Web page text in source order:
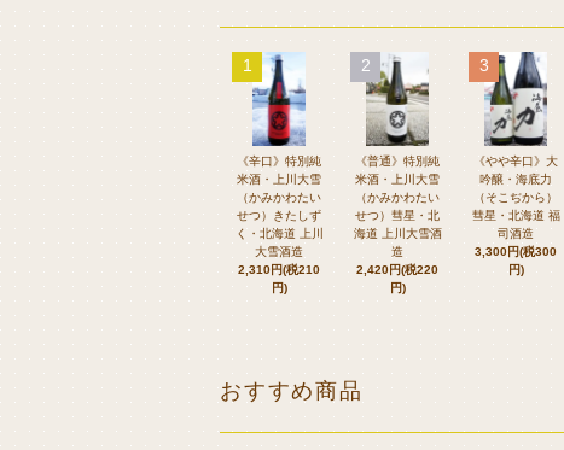
1
《辛口》特別純
米酒・上川大雪
（かみかわたい
せつ）きたしず
く・北海道 上川
大雪酒造
2,310円(税210
円)
2
《普通》特別純
米酒・上川大雪
（かみかわたい
せつ）彗星・北
海道 上川大雪酒
造
2,420円(税220
円)
3
《やや辛口》大
吟醸・海底力
（そこぢから）
彗星・北海道 福
司酒造
3,300円(税300
円)
おすすめ商品